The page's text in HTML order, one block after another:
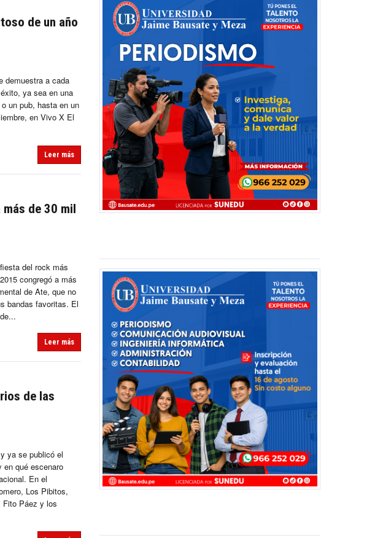
de un año
demuestra a cada
ya sea en una
un pub, hasta en un
en Vivo X El
Leer más
de 30 mil
del rock más
congregó a más
de Ate, que no
bandas favoritas. El
Leer más
de las
ya se publicó el
en qué escenaro
En el
Los Pibitos,
Fito Páez y los